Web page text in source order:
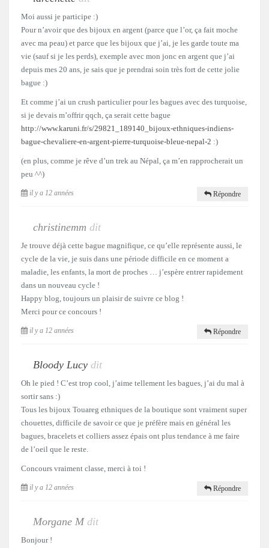
Moi aussi je participe :)
Pour n’avoir que des bijoux en argent (parce que l’or, ça fait moche
avec ma peau) et parce que les bijoux que j’ai, je les garde toute ma
vie (sauf si je les perds), exemple avec mon jonc en argent que j’ai
depuis mes 20 ans, je sais que je prendrai soin très fort de cette jolie
bague :)
Et comme j’ai un crush particulier pour les bagues avec des turquoise,
si je devais m’offrir qqch, ça serait cette bague
http://www.karuni.fr/s/29821_189140_bijoux-ethniques-indiens-
bague-chevaliere-en-argent-pierre-turquoise-bleue-nepal-2 :)
(en plus, comme je rêve d’un trek au Népal, ça m’en rapprocherait un
peu ^^)
il y a 12 années Répondre
christinemm dit
Je trouve déjà cette bague magnifique, ce qu’elle représente aussi, le
cycle de la vie, je suis dans une période difficile en ce moment a
maladie, les enfants, la mort de proches … j’espère entrer rapidement
dans un nouveau cycle !
Happy blog, toujours un plaisir de suivre ce blog !
Merci pour ce concours !
il y a 12 années Répondre
Bloody Lucy dit
Oh le pied ! C’est trop cool, j’aime tellement les bagues, j’ai du mal à
sortir sans :)
Tous les bijoux Touareg ethniques de la boutique sont vraiment super
chouettes, difficile de savoir ce que je préfère mais en général les
bagues, bracelets et colliers assez épais ont plus tendance à me faire
de l’oeil que le reste.
Concours vraiment classe, merci à toi !
il y a 12 années Répondre
Morgane M dit
Bonjour !